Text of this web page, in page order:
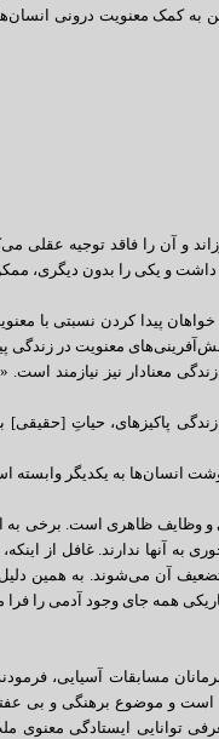
به کمک معنویت درونی
و آن را فاقد توجیه عقلی
داشت و یکی را بدون دیگری،
پیدا کردن نسبتی با
معنویت در
زندگی معنا‌دار نیز نیازمند
پاکیزه‏اى، حیاتِ [حقیقى‏]
انسان‌ها به یکدیگر وابسته
ظاهری است. برخی به
ندارند. غافل از اینکه،
آن می‌شوند. به همین
همه جای وجود آدمی را فرا
1/11/93 خود با ورزشکاران و قهرمانان
است و موضوع برهنگی و
توانایی ایستادگی معنوی